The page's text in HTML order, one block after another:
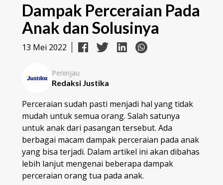
Dampak Perceraian Pada
Anak dan Solusinya
13 Mei 2022
Peninjau
Redaksi Justika
Perceraian sudah pasti menjadi hal yang tidak
mudah untuk semua orang. Salah satunya
untuk anak dari pasangan tersebut. Ada
berbagai macam dampak perceraian pada anak
yang bisa terjadi. Dalam artikel ini akan dibahas
lebih lanjut mengenai beberapa dampak
perceraian orang tua pada anak.